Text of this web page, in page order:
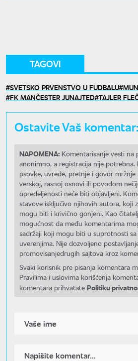
TAGOVI
SVETSKO PRVENSTVO U FUDBALU
FK MANČESTER JUNAJTED TAJLER
Ostavite Vaš komentar:
NAPOMENA: Komentarisanje vesti na
anonimno, a registracija nije
psovke, uvrede, pretnje i govor mržnje
verskoj, rasnoj osnovi ili povodom
opredeljenosti neće biti objavljeni.
stavove isključivo njihovih autora, koji
mogu biti i krivično gonjeni. Kao
mogućnost da među komentarima
sadržaji koji mogu biti u suprotnosti sa
uverenjima. Nije dozvoljeno
promovisanjedrugih sajtova kroz
Svaki korisnik pre pisanja komentara
Pravilima i uslovima korišćenja
komentara prihvatate Politiku